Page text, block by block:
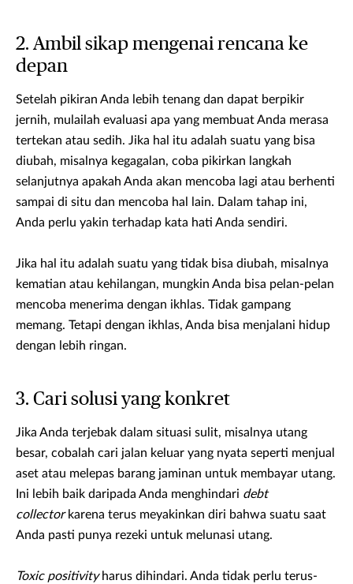
2. Ambil sikap mengenai rencana ke
depan
Setelah pikiran Anda lebih tenang dan dapat berpikir
jernih, mulailah evaluasi apa yang membuat Anda merasa
tertekan atau sedih. Jika hal itu adalah suatu yang bisa
diubah, misalnya kegagalan, coba pikirkan langkah
selanjutnya apakah Anda akan mencoba lagi atau berhenti
sampai di situ dan mencoba hal lain. Dalam tahap ini,
Anda perlu yakin terhadap kata hati Anda sendiri.
Jika hal itu adalah suatu yang tidak bisa diubah, misalnya
kematian atau kehilangan, mungkin Anda bisa pelan-pelan
mencoba menerima dengan ikhlas. Tidak gampang
memang. Tetapi dengan ikhlas, Anda bisa menjalani hidup
dengan lebih ringan.
3. Cari solusi yang konkret
Jika Anda terjebak dalam situasi sulit, misalnya utang
besar, cobalah cari jalan keluar yang nyata seperti menjual
aset atau melepas barang jaminan untuk membayar utang.
Ini lebih baik daripada Anda menghindari debt
collector karena terus meyakinkan diri bahwa suatu saat
Anda pasti punya rezeki untuk melunasi utang.
Toxic positivityharus dihindari. Anda tidak perlu terus-